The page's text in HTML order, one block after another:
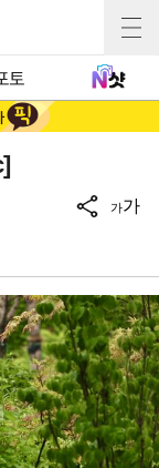
토
가가